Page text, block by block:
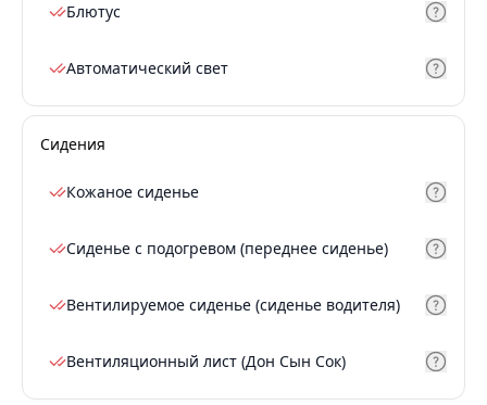
Блютус
Автоматический свет
Сидения
Кожаное сиденье
Сиденье с подогревом (переднее сиденье)
Вентилируемое сиденье (сиденье водителя)
Вентиляционный лист (Дон Сын Сок)